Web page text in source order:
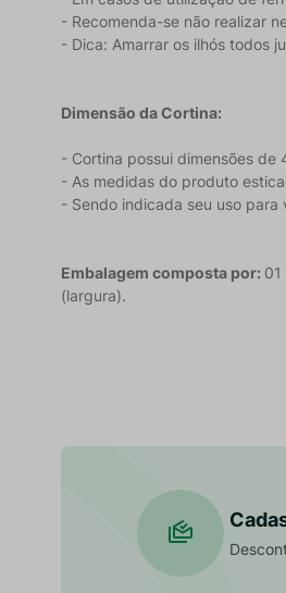
- Recomenda-se não realizar
- Dica: Amarrar os ilhós todos
Dimensão da Cortina:
- Cortina possui dimensões
- As medidas do produto
- Sendo indicada seu uso para
Embalagem composta por:
(largura).